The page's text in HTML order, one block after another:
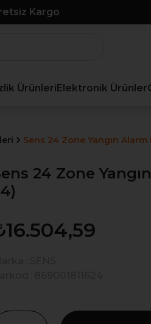
Kargo
ÜrünleriElektronik Ürünler
Sens 24 Zone Yangın
24 Zone